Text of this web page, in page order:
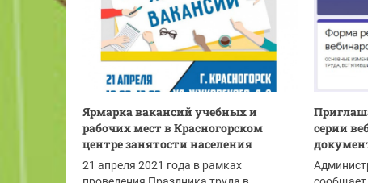
Ярмарка вакансий учебных и
рабочих мест в Красногорском
центре занятости населения
21 апреля 2021 года в рамках
серии